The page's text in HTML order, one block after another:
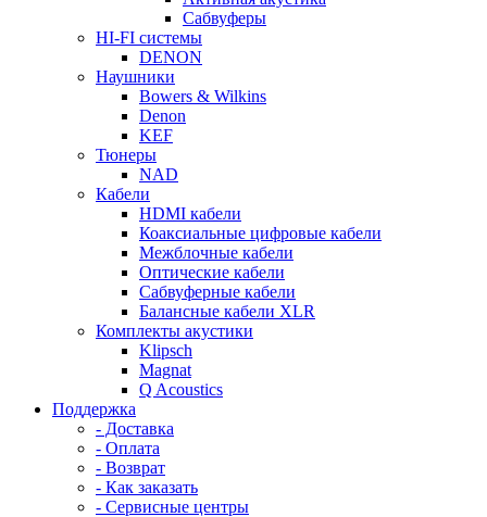
Сабвуферы
HI-FI системы
DENON
Наушники
Bowers & Wilkins
Denon
KEF
Тюнеры
NAD
Кабели
HDMI кабели
Коаксиальные цифровые кабели
Межблочные кабели
Оптические кабели
Сабвуферные кабели
Балансные кабели XLR
Комплекты акустики
Klipsch
Magnat
Q Acoustics
Поддержка
- Доставка
- Оплата
- Возврат
- Как заказать
- Сервисные центры